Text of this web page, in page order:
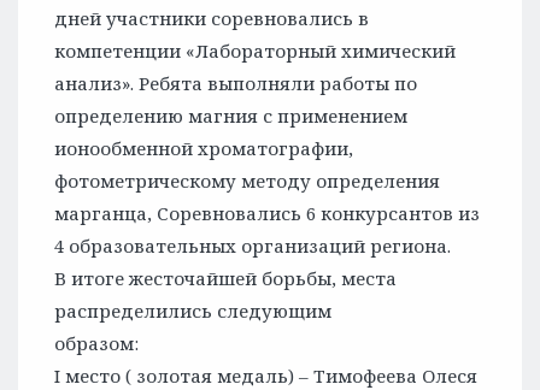
дней участники соревновались в
компетенции «Лабораторный химический
анализ». Ребята выполняли работы по
определению магния с применением
ионообменной хроматографии,
фотометрическому методу определения
марганца, Соревновались 6 конкурсантов из
4 образовательных организаций региона.
В итоге жесточайшей борьбы, места
распределились следующим
образом:
I место ( золотая медаль) – Тимофеева Олеся